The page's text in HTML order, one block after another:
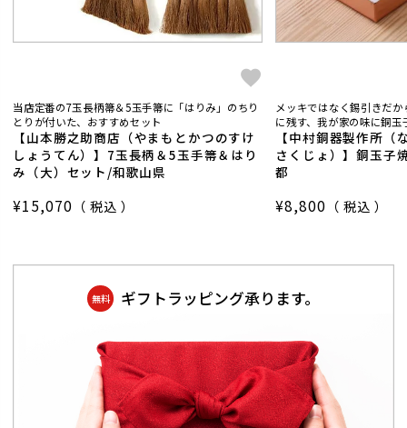
当店定番の7玉長柄箒＆5玉手箒に「はりみ」のちり
とりが付いた、おすすめセット
【山本勝之助商店（やまもとかつのすけ
しょうてん）】7玉長柄＆5玉手箒＆はり
み（大）セット/和歌山県
¥15,070 税込
メッキではなく錫引きだ
に残す、我が家の味に
【中村銅器製作所（
さくじょ）】銅玉
都
¥8,800 税込
無料 ギフトラッピング承ります。